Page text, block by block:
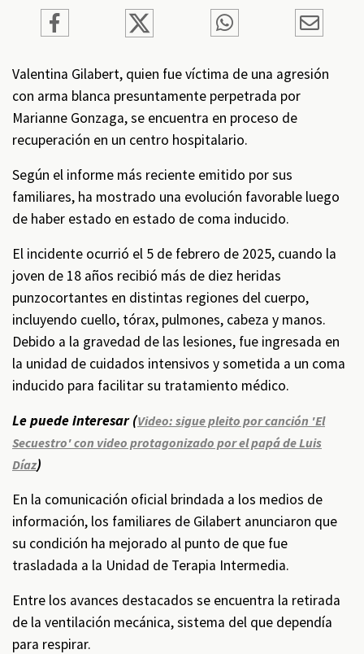
Valentina Gilabert, quien fue víctima de una agresión
con arma blanca presuntamente perpetrada por
Marianne Gonzaga, se encuentra en proceso de
recuperación en un centro hospitalario.
Según el informe más reciente emitido por sus
familiares, ha mostrado una evolución favorable luego
de haber estado en estado de coma inducido.
El incidente ocurrió el 5 de febrero de 2025, cuando la
joven de 18 años recibió más de diez heridas
punzocortantes en distintas regiones del cuerpo,
incluyendo cuello, tórax, pulmones, cabeza y manos.
Debido a la gravedad de las lesiones, fue ingresada en
la unidad de cuidados intensivos y sometida a un coma
inducido para facilitar su tratamiento médico.
Le puede interesar (Video: sigue pleito por canción 'El
Secuestro' con video protagonizado por el papá de Luis
Díaz)
En la comunicación oficial brindada a los medios de
información, los familiares de Gilabert anunciaron que
su condición ha mejorado al punto de que fue
trasladada a la Unidad de Terapia Intermedia.
Entre los avances destacados se encuentra la retirada
de la ventilación mecánica, sistema del que dependía
para respirar.